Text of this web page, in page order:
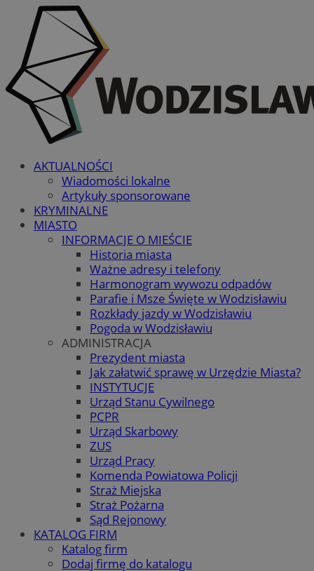
AKTUALNOŚCI
Wiadomości lokalne
Artykuły sponsorowane
KRYMINALNE
MIASTO
INFORMACJE O MIEŚCIE
Historia miasta
Ważne adresy i telefony
Harmonogram wywozu odpadów
Parafie i Msze Święte w Wodzisławiu
Rozkłady jazdy w Wodzisławiu
Pogoda w Wodzisławiu
ADMINISTRACJA
Prezydent miasta
Jak załatwić sprawę w Urzędzie Miasta?
INSTYTUCJE
Urząd Stanu Cywilnego
PCPR
Urząd Skarbowy
ZUS
Urząd Pracy
Komenda Powiatowa Policji
Straż Miejska
Straż Pożarna
Sąd Rejonowy
KATALOG FIRM
Katalog firm
Dodaj firmę do katalogu